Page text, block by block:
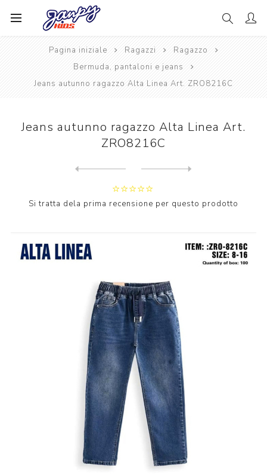
Pagina iniziale Ragazzi
Ragazzo
Bermuda, pantaloni e jeans
Jeans autunno ragazzo Alta Linea Art. ZRO8216C
Jeans autunno ragazzo Alta Linea Art.
ZRO8216C
Si tratta dela prima recensione per questo prodotto